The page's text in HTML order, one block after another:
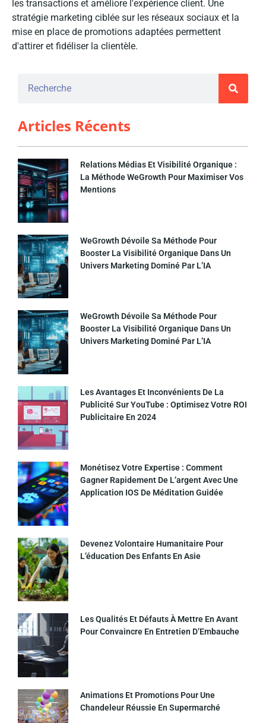
les transactions et améliore l'expérience client. Une
stratégie marketing ciblée sur les réseaux sociaux et la
mise en place de promotions adaptées permettent
d'attirer et fidéliser la clientèle.
Articles Récents
Relations Médias Et Visibilité Organique :
La Méthode WeGrowth Pour Maximiser Vos
Mentions
WeGrowth Dévoile Sa Méthode Pour
Booster La Visibilité Organique Dans Un
Univers Marketing Dominé Par L’IA
WeGrowth Dévoile Sa Méthode Pour
Booster La Visibilité Organique Dans Un
Univers Marketing Dominé Par L’IA
Les Avantages Et Inconvénients De La
Publicité Sur YouTube : Optimisez Votre ROI
Publicitaire En 2024
Monétisez Votre Expertise : Comment
Gagner Rapidement De L’argent Avec Une
Application IOS De Méditation Guidée
Devenez Volontaire Humanitaire Pour
L’éducation Des Enfants En Asie
Les Qualités Et Défauts À Mettre En Avant
Pour Convaincre En Entretien D’Embauche
Animations Et Promotions Pour Une
Chandeleur Réussie En Supermarché